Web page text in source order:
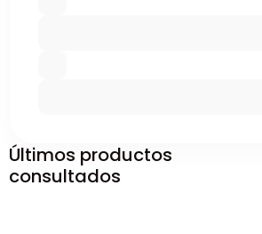
Últimos productos
consultados